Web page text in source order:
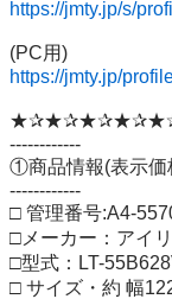
https://jmty.jp/s/
https://jmty.jp/
------------
①商品情報(表示価
------------
□ 管理番号:A4-
□メーカー：アイ
□型式：LT-
□ サイズ・約 幅